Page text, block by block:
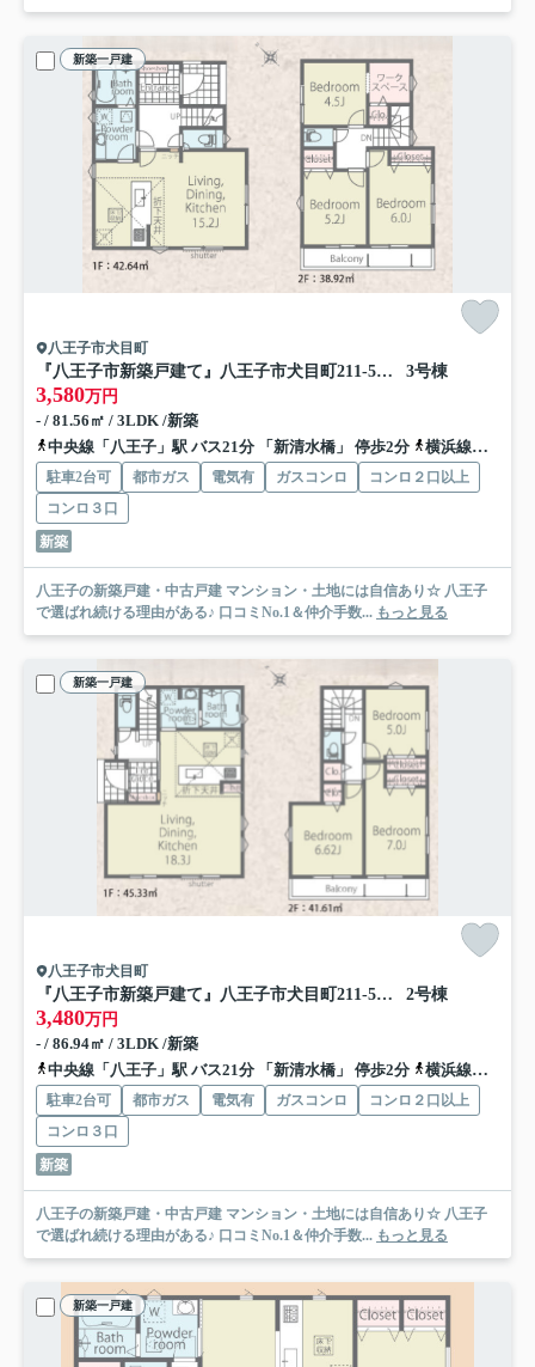
新築一戸建
八王子市犬目町
『八王子市新築戸建て』八王子市犬目町211-5【仲介手数料無料】 ２５−１期 3号棟
3,580万円
- / 81.56㎡ / 3LDK /新築
中央線「八王子」駅 バス21分 「新清水橋」 停歩2分
横浜線「八王子」駅 バス21分 「新清水橋」 停歩2分
駐車2台可 都市ガス 電気有 ガスコンロ
コンロ２口以上
コンロ３口
新築
八王子の新築戸建・中古戸建 マンション・土地には自信あり☆ 八王子
で選ばれ続ける理由がある♪ 口コミNo.1＆仲介手数... もっと見る
新築一戸建
八王子市犬目町
『八王子市新築戸建て』八王子市犬目町211-5【仲介手数料無料】 ２５−１期 2号棟
3,480万円
- / 86.94㎡ / 3LDK /新築
中央線「八王子」駅 バス21分 「新清水橋」 停歩2分
横浜線「八王子」駅 バス21分 「新清水橋」 停歩2分
駐車2台可 都市ガス 電気有 ガスコンロ
コンロ２口以上
コンロ３口
新築
八王子の新築戸建・中古戸建 マンション・土地には自信あり☆ 八王子
で選ばれ続ける理由がある♪ 口コミNo.1＆仲介手数... もっと見る
新築一戸建